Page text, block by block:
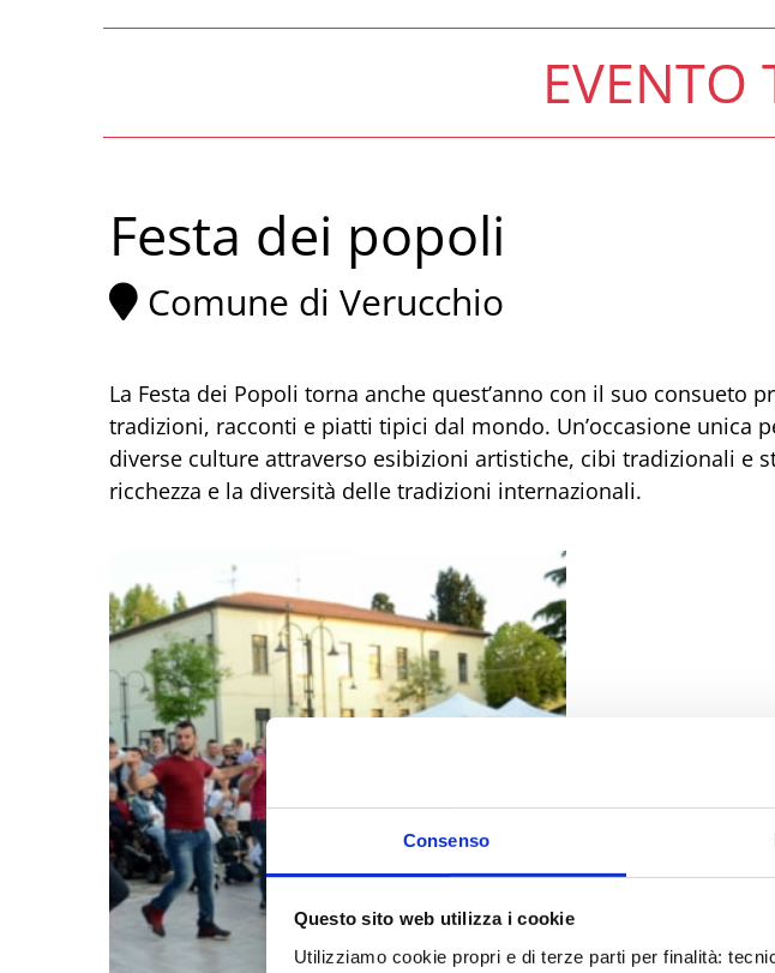
Consenso
Questo sito web utilizza i cookie
Utilizziamo cookie propri e di terze parti per finalità:
EVENTO
Festa dei popoli
Comune di Verucchio
La Festa dei Popoli torna anche quest’anno con il suo consueto
tradizioni, racconti e piatti tipici dal mondo. Un’occasione unica
diverse culture attraverso esibizioni artistiche, cibi tradizionali e
ricchezza e la diversità delle tradizioni internazionali.